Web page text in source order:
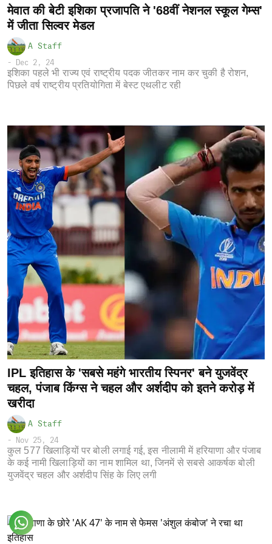
मेवात की बेटी इशिका प्रजापति ने '68वीं नेशनल स्कूल गेम्स'
में जीता सिल्वर मेडल
A Staff
- Dec 2, 24
इशिका पहले भी राज्य एवं राष्ट्रीय पदक जीतकर नाम कर चुकी है रोशन,
पिछले वर्ष राष्ट्रीय प्रतियोगिता में बेस्ट एथलीट रही
IPL इतिहास के 'सबसे महंगे भारतीय स्पिनर' बने युजवेंद्र
चहल, पंजाब किंग्स ने चहल और अर्शदीप को इतने करोड़ में
खरीदा
A Staff
- Nov 25, 24
कुल 577 खिलाड़ियों पर बोली लगाई गई, इस नीलामी में हरियाणा और पंजाब
के कई नामी खिलाड़ियों का नाम शामिल था, जिनमें से सबसे आकर्षक बोली
युजवेंद्र चहल और अर्शदीप सिंह के लिए लगी